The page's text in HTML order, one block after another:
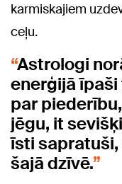
karmiskajiem
ceļu.
Astrologi
enerģijā
par
jēgu, it
īsti sapratuši,
šajā dzīvē.